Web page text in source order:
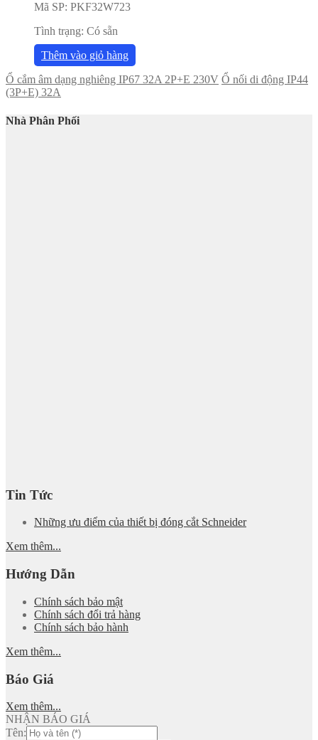
Mã SP: PKF32W723
Tình trạng: Có sẵn
Thêm vào giỏ hàng
Ổ cắm âm dạng nghiêng IP67 32A 2P+E 230V Ổ nối di động IP44
(3P+E) 32A
Nhà Phân Phối
Tin Tức
Những ưu điểm của thiết bị đóng cắt Schneider
Xem thêm...
Hướng Dẫn
Chính sách bảo mật
Chính sách đổi trả hàng
Chính sách bảo hành
Xem thêm...
Báo Giá
Xem thêm...
NHẬN BÁO GIÁ
Tên: